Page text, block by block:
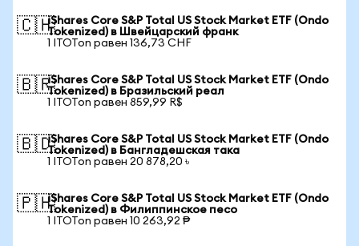
🇨🇭iShares Core S&P Total US Stock Market ETF (Ondo
Tokenized) в Швейцарский франк
1 ITOTon равен 136,73 CHF
🇧🇷iShares Core S&P Total US Stock Market ETF (Ondo
Tokenized) в Бразильский реал
1 ITOTon равен 859,99 R$
🇧🇩iShares Core S&P Total US Stock Market ETF (Ondo
Tokenized) в Бангладешская така
1 ITOTon равен 20 878,20 ৳
🇵🇭iShares Core S&P Total US Stock Market ETF (Ondo
Tokenized) в Филиппинское песо
1 ITOTon равен 10 263,92 ₱